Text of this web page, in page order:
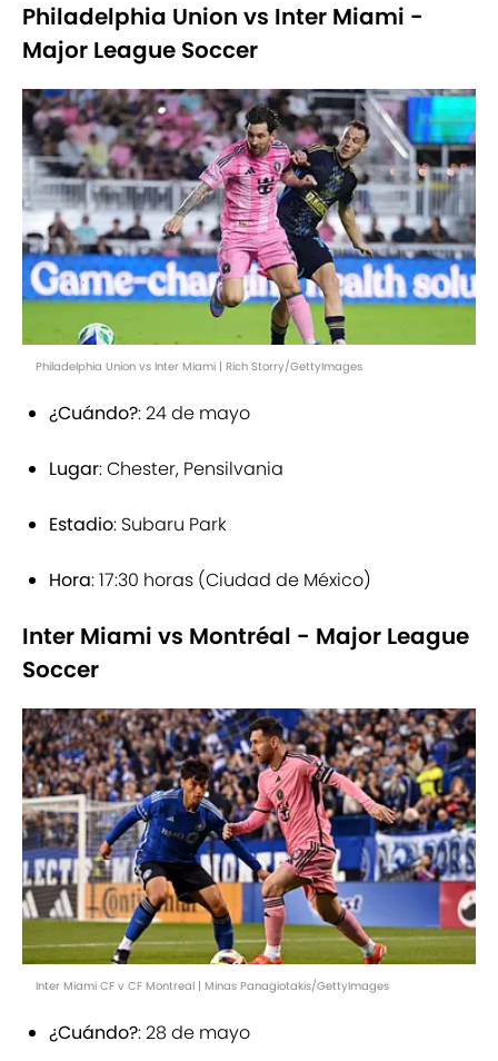
Philadelphia Union vs Inter Miami -
Major League Soccer
Philadelphia Union vs Inter Miami | Rich Storry/GettyImages
¿Cuándo?: 24 de mayo
Lugar: Chester, Pensilvania
Estadio: Subaru Park
Hora: 17:30 horas (Ciudad de México)
Inter Miami vs Montréal - Major League
Soccer
Inter Miami CF v CF Montreal | Minas Panagiotakis/GettyImages
¿Cuándo?: 28 de mayo